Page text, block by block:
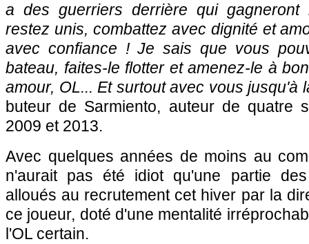
a des guerriers derrière qui gagneront
restez unis, combattez avec dignité et
avec confiance ! Je sais que vous
bateau, faites-le flotter et amenez-le à
amour, OL... Et surtout avec vous jusqu'à
buteur de Sarmiento, auteur de quatre
2009 et 2013.
Avec quelques années de moins au
n'aurait pas été idiot qu'une partie
alloués au recrutement cet hiver par la
ce joueur, doté d'une mentalité
l'OL certain.